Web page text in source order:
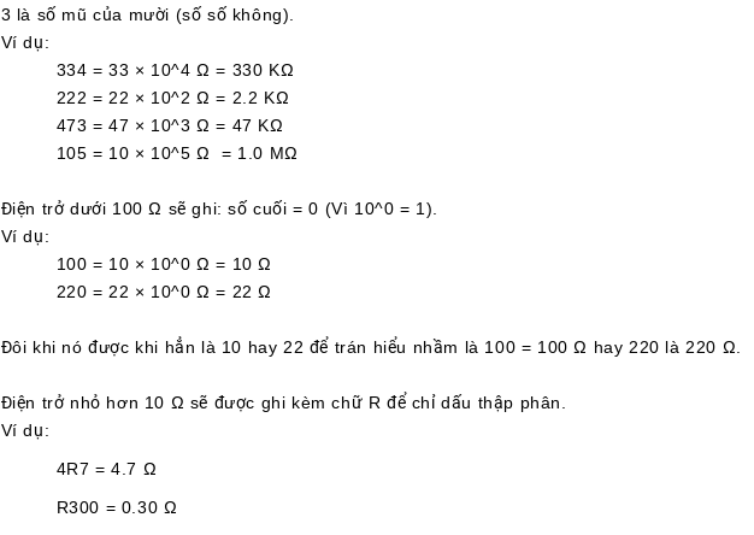
3 là số mũ của mười (số số không).
Ví dụ:
334 = 33 × 10^4 Ω = 330 KΩ
222 = 22 × 10^2 Ω = 2.2 KΩ
473 = 47 × 10^3 Ω = 47 KΩ
105 = 10 × 10^5 Ω = 1.0 MΩ
Điện trở dưới 100 Ω sẽ ghi: số cuối = 0 (Vì 10^0 = 1).
Ví dụ:
100 = 10 × 10^0 Ω = 10 Ω
220 = 22 × 10^0 Ω = 22 Ω
Đôi khi nó được khi hẳn là 10 hay 22 để trán hiểu nhầm là 100 = 100 Ω hay 220 là 220 Ω.
Điện trở nhỏ hơn 10 Ω sẽ được ghi kèm chữ R để chỉ dấu thập phân.
Ví dụ:
4R7 = 4.7 Ω
R300 = 0.30 Ω